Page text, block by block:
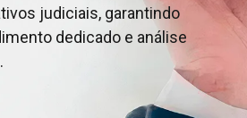
na negociação de
judiciais, garantindo
atendimento e análise
ajusta cobranças indevidas:
exigido. Especialistas
negócio com eficiência
judiciais, garantindo
dedicado e análise